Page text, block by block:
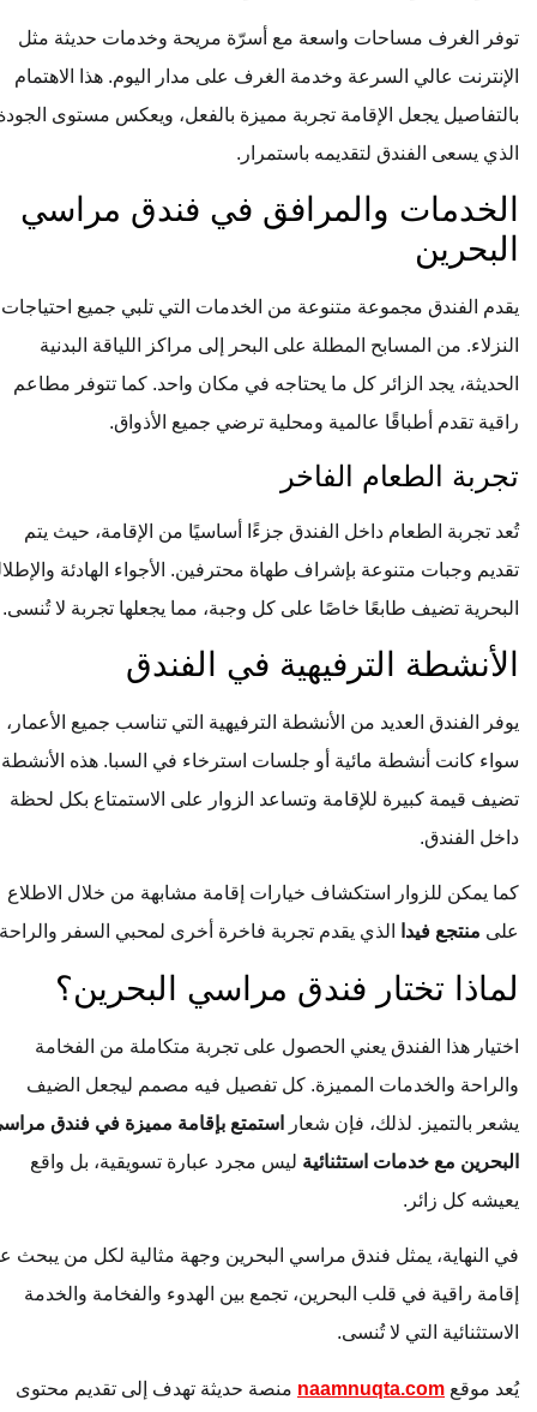
توفر الغرف مساحات واسعة مع أسرّة مريحة وخدمات حديثة مثل
الإنترنت عالي السرعة وخدمة الغرف على مدار اليوم. هذا الاهتمام
بالتفاصيل يجعل الإقامة تجربة مميزة بالفعل، ويعكس مستوى الجودة
الذي يسعى الفندق لتقديمه باستمرار.
الخدمات والمرافق في فندق مراسي
البحرين
يقدم الفندق مجموعة متنوعة من الخدمات التي تلبي جميع احتياجات
النزلاء. من المسابح المطلة على البحر إلى مراكز اللياقة البدنية
الحديثة، يجد الزائر كل ما يحتاجه في مكان واحد. كما تتوفر مطاعم
راقية تقدم أطباقًا عالمية ومحلية ترضي جميع الأذواق.
تجربة الطعام الفاخر
تُعد تجربة الطعام داخل الفندق جزءًا أساسيًا من الإقامة، حيث يتم
تقديم وجبات متنوعة بإشراف طهاة محترفين. الأجواء الهادئة والإطلالة
البحرية تضيف طابعًا خاصًا على كل وجبة، مما يجعلها تجربة لا تُنسى.
الأنشطة الترفيهية في الفندق
يوفر الفندق العديد من الأنشطة الترفيهية التي تناسب جميع الأعمار،
سواء كانت أنشطة مائية أو جلسات استرخاء في السبا. هذه الأنشطة
تضيف قيمة كبيرة للإقامة وتساعد الزوار على الاستمتاع بكل لحظة
داخل الفندق.
كما يمكن للزوار استكشاف خيارات إقامة مشابهة من خلال الاطلاع
علىمنتجع فيداالذي يقدم تجربة فاخرة أخرى لمحبي السفر والراحة.
لماذا تختار فندق مراسي البحرين؟
اختيار هذا الفندق يعني الحصول على تجربة متكاملة من الفخامة
والراحة والخدمات المميزة. كل تفصيل فيه مصمم ليجعل الضيف
يشعر بالتميز. لذلك، فإن شعاراستمتع بإقامة مميزة في فندق مراسي
البحرين مع خدمات استثنائيةليس مجرد عبارة تسويقية، بل واقع
يعيشه كل زائر.
في النهاية، يمثل فندق مراسي البحرين وجهة مثالية لكل من يبحث عن
إقامة راقية في قلب البحرين، تجمع بين الهدوء والفخامة والخدمة
الاستثنائية التي لا تُنسى.
يُعد موقعnaamnuqta.comمنصة حديثة تهدف إلى تقديم محتوى